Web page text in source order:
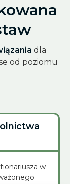
dla
od poziomu
w